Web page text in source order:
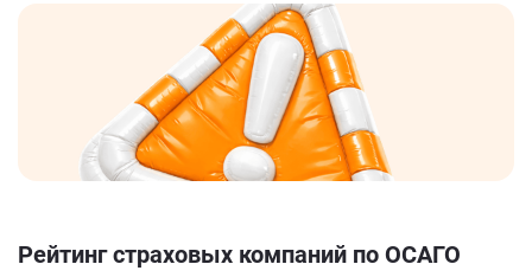
Рейтинг страховых компаний по ОСАГО